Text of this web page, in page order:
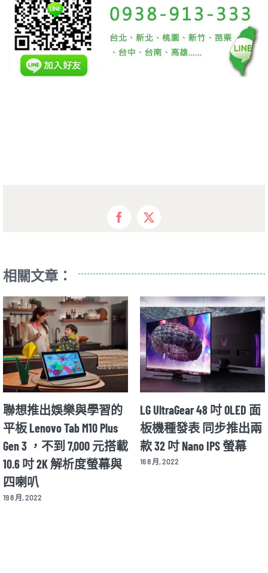
Facebook
X
相關文章：
聯想推出娛樂與學習的
平板 Lenovo Tab M10 Plus
Gen 3 ，不到 7,000 元搭載
10.6 吋 2K 解析度螢幕與
四喇叭
19 8 月, 2022
LG UltraGear 48 吋 OLED 面
板機種發表 同步推出兩
款 32 吋 Nano IPS 螢幕
16 8 月, 2022